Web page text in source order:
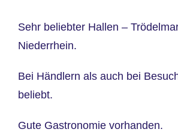
Sehr beliebter Hallen –
Niederrhein.
Bei Händlern als auch bei
beliebt.
Gute Gastronomie vorhanden.